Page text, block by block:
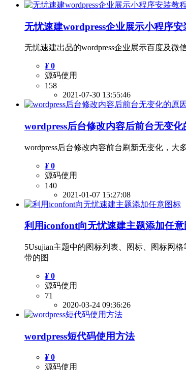
无忧速建wordpress企业展示小程序安
无忧速建出品的wordpress企业展示百度及微
¥0
源码使用
158
2021-07-30 13:55:46
wordpress后台修改内容后前台无变
wordpress后台修改内容前台刷新无变化，大
¥0
源码使用
140
2021-01-07 15:27:08
利用iconfont向无忧速建主题添加任
5Usujian主题中的图标列表、图标、图标网
带的图
¥0
源码使用
71
2020-03-24 09:36:26
wordpress短代码使用方法
¥0
源码使用